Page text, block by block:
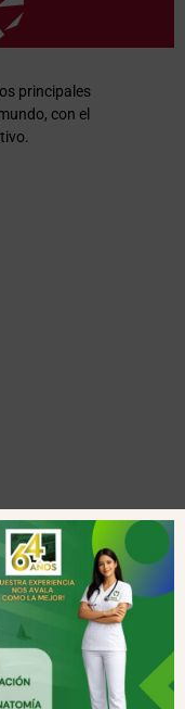
principales
con el
Noticias| Todos los